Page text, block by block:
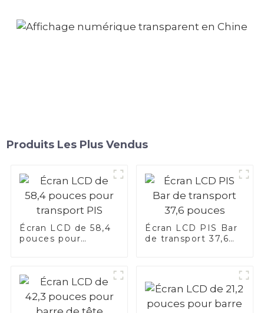
Produits Les Plus Vendus
Écran LCD de 58,4
pouces pour
Écran LCD PIS Bar
de transport 37,6